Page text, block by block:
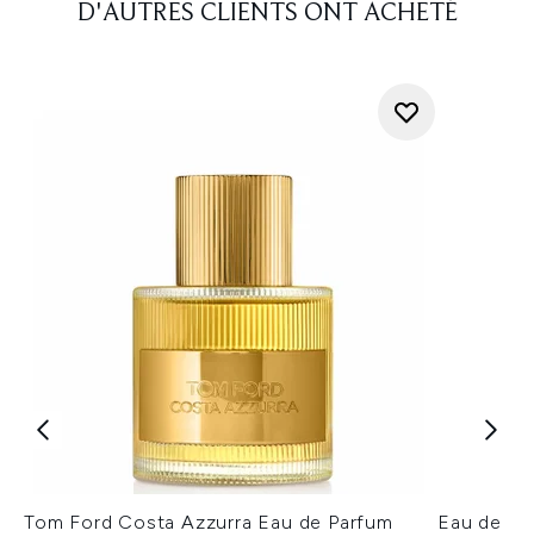
D'AUTRES CLIENTS ONT ACHETÉ
Tom Ford Costa Azzurra Eau de Parfum
Eau de